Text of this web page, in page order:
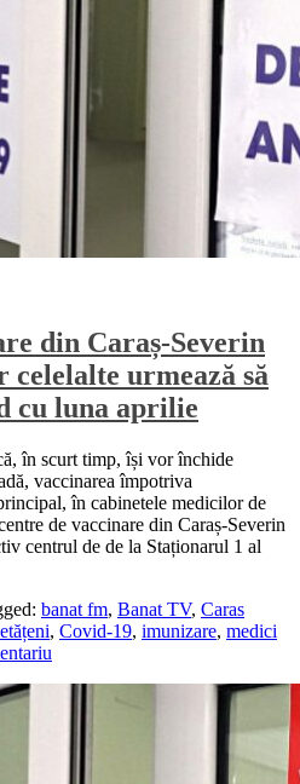
din Caraș-Severin
celelalte urmează să
cu luna aprilie
în scurt timp, își vor închide
vaccinarea împotriva
în cabinetele medicilor de
de vaccinare din Caraș-Severin
centrul de de la Staționarul 1 al
banat fm, Banat TV, Caras
, Covid-19, imunizare, medici